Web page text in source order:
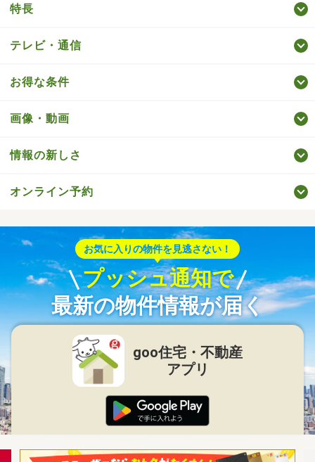
特長
テレビ・通信
お得な条件
画像・動画
情報の新しさ
オンライン予約
お気に入りの物件を見逃さない！
プッシュ通知で
最新の物件情報が届く
goo住宅・不動産
アプリ